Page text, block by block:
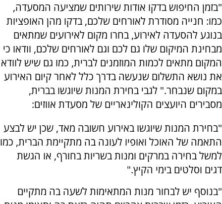
"בזמן החיפוש בדקו אודות שירותים שמציעה המסעדה,
כמו: חנייה מסודרת לאורחים שלכם, בדקו מהן האופציות
בנוגע להסעדה לאירוע, בחרו מקום לאירועים שמתאים
מבחינת המיקום שלו גם לכם וגם לאורחים שלכם, וודאו כי
המקום מתאים לכמות המוזמנים לברית, כמו גם שיש לוודא
את נושא התשלום שנעשה בדרך כלל לאחר קיום האירוע
במקום שנבחר." לגבי בחירת המנות שיוגשו בברית,
מסבירים היועצים הקולינאריים של מסעדת אווזים:
"בחירת המנות שיוגשו באירוע חשובה מאד, שכן יש לבצע
התאמה של האוכל ואופיו לעונה בה מתקיימת הברית, כמו
למשל בחירה במרקים ומנות בשריות בחורף, או הגשת
דגים וסלטים בימי הקיץ."
"בנוסף יש לבחור מנות המתאימות לשעה בה מתקיים